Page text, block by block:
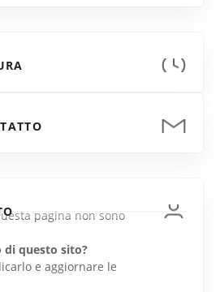
pagina non sono
di questo sito?
e aggiornare le